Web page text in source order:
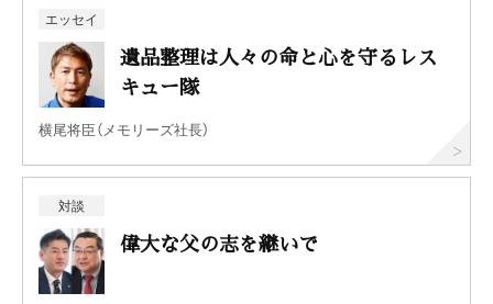
エッセイ
遺品整理は人々の命と心を守るレス
キュー隊
横尾将臣（メモリーズ社長）
対談
偉大な父の志を継いで